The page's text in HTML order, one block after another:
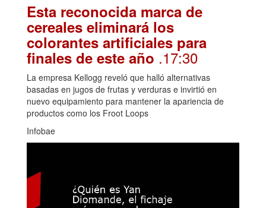
Esta reconocida marca de
cereales eliminará los
colorantes artificiales para
finales de este año .17:30
La empresa Kellogg reveló que halló alternativas
basadas en jugos de frutas y verduras e invirtió en
nuevo equipamiento para mantener la apariencia de
productos como los Froot Loops
Infobae